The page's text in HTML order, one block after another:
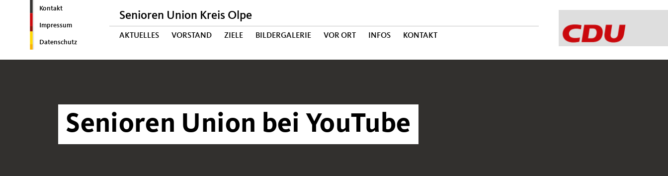
Kontakt
Impressum
Datenschutz
Senioren Union Kreis Olpe
AKTUELLES VORSTAND ZIELE BILDERGALERIE VOR ORT INFOS KONTAKT
Senioren Union bei YouTube